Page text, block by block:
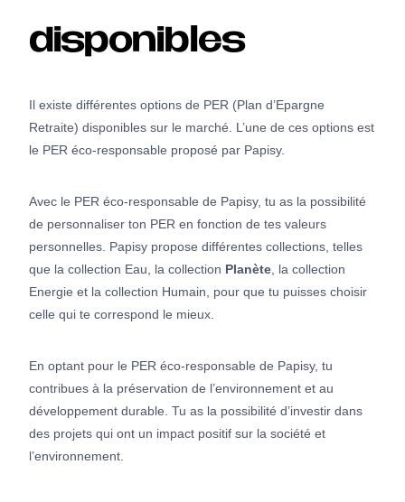
disponibles
Il existe différentes options de PER (Plan d’Epargne
Retraite) disponibles sur le marché. L’une de ces options est
le PER éco-responsable proposé par Papisy.
Avec le PER éco-responsable de Papisy, tu as la possibilité
de personnaliser ton PER en fonction de tes valeurs
personnelles. Papisy propose différentes collections, telles
que la collection Eau, la collection Planète , la collection
Energie et la collection Humain, pour que tu puisses choisir
celle qui te correspond le mieux.
En optant pour le PER éco-responsable de Papisy, tu
contribues à la préservation de l’environnement et au
développement durable. Tu as la possibilité d’investir dans
des projets qui ont un impact positif sur la société et
l’environnement.